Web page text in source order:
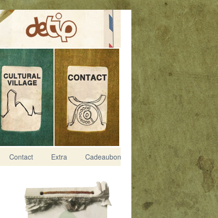
Contact Extra Cadeaubon